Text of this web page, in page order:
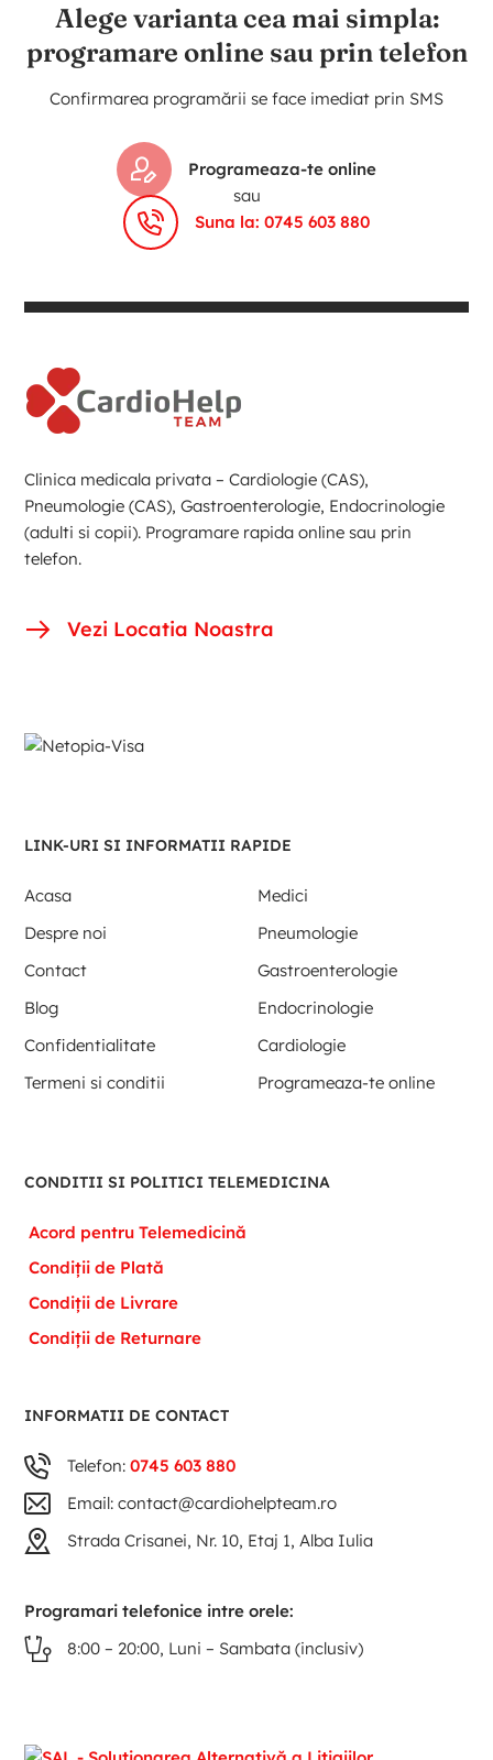
Alege varianta cea mai simpla:
programare online sau prin telefon
Confirmarea programării se face imediat prin SMS
Programeaza-te online
sau
Suna la: 0745 603 880
Clinica medicala privata – Cardiologie (CAS),
Pneumologie (CAS), Gastroenterologie, Endocrinologie
(adulti si copii). Programare rapida online sau prin
telefon.
Vezi Locatia Noastra
LINK-URI SI INFORMATII RAPIDE
Acasa
Medici
Despre noi
Pneumologie
Contact
Gastroenterologie
Blog
Endocrinologie
Confidentialitate
Cardiologie
Termeni si conditii
Programeaza-te online
CONDITII SI POLITICI TELEMEDICINA
Acord pentru Telemedicină
Condiții de Plată
Condiții de Livrare
Condiții de Returnare
INFORMATII DE CONTACT
Telefon:0745 603 880
Email: contact@cardiohelpteam.ro
Strada Crisanei, Nr. 10, Etaj 1, Alba Iulia
Programari telefonice intre orele:
8:00 – 20:00, Luni – Sambata (inclusiv)